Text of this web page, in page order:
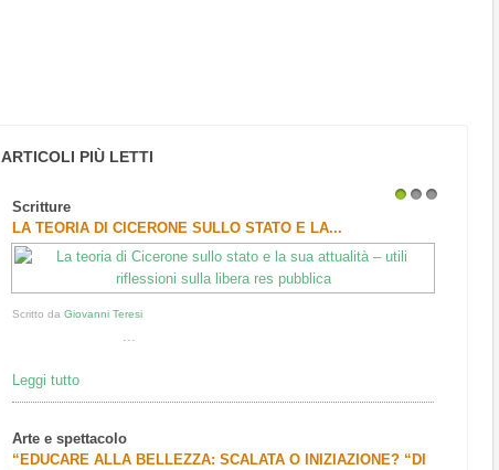
ARTICOLI PIÙ LETTI
Scritture
LA TEORIA DI CICERONE SULLO STATO E LA...
Scritto daGiovanni Teresi
...
Leggi tutto
Arte e spettacolo
“EDUCARE ALLA BELLEZZA: SCALATA O INIZIAZIONE? “DI